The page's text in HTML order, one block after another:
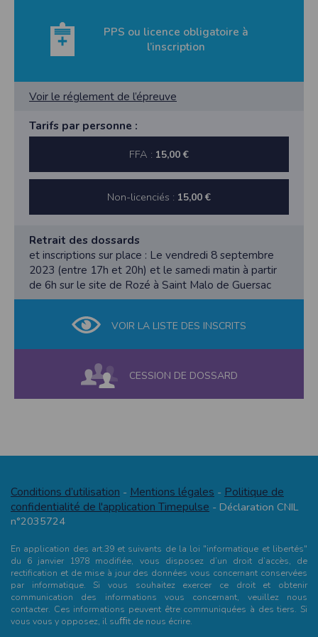
PPS ou licence obligatoire à
l’inscription
Voir le réglement de l’épreuve
Tarifs par personne :
FFA : 15,00 €
Non-licenciés : 15,00 €
Retrait des dossards
et inscriptions sur place : Le vendredi 8 septembre
2023 (entre 17h et 20h) et le samedi matin à partir
de 6h sur le site de Rozé à Saint Malo de Guersac
VOIR LA LISTE DES INSCRITS
CESSION DE DOSSARD
Conditions d’utilisation - Mentions légales - Politique de
confidentialité de l'application Timepulse - Déclaration CNIL
n°2035724
En application des art.39 et suivants de la loi "informatique et libertés"
du 6 janvier 1978 modifiée, vous disposez d’un droit d’accès, de
rectification et de mise à jour des données vous concernant conservées
par informatique. Si vous souhaitez exercer ce droit et obtenir
communication des informations vous concernant, veuillez nous
contacter. Ces informations peuvent être communiquées à des tiers. Si
vous vous y opposez, il suﬃt de nous écrire.